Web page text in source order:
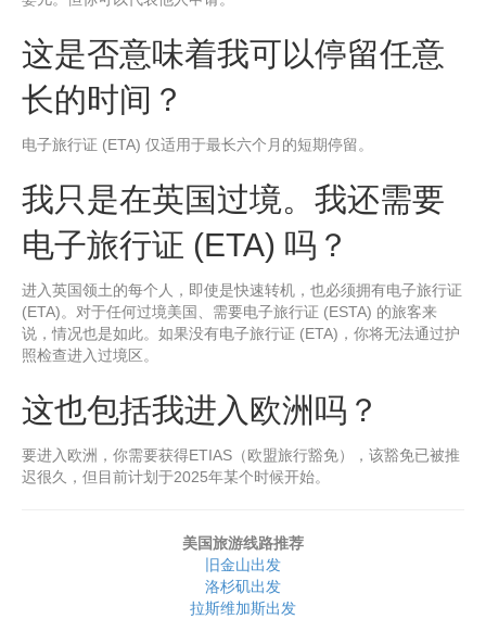
这是否意味着我可以停留任意
长的时间？
电子旅行证 (ETA) 仅适用于最长六个月的短期停留。
我只是在英国过境。我还需要
电子旅行证 (ETA) 吗？
进入英国领土的每个人，即使是快速转机，也必须拥有电子旅行证
(ETA)。对于任何过境美国、需要电子旅行证 (ESTA) 的旅客来
说，情况也是如此。如果没有电子旅行证 (ETA)，你将无法通过护
照检查进入过境区。
这也包括我进入欧洲吗？
要进入欧洲，你需要获得ETIAS（欧盟旅行豁免），该豁免已被推
迟很久，但目前计划于2025年某个时候开始。
美国旅游线路推荐
旧金山出发
洛杉矶出发
拉斯维加斯出发